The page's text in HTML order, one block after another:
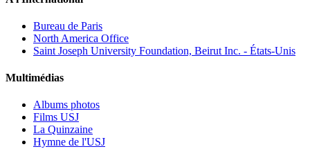
Bureau de Paris
North America Office
Saint Joseph University Foundation, Beirut Inc. - États-Unis
Multimédias
Albums photos
Films USJ
La Quinzaine
Hymne de l'USJ